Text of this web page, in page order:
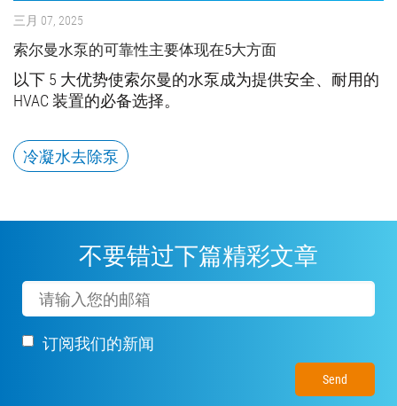
三月 07, 2025
索尔曼水泵的可靠性主要体现在5大方面
以下 5 大优势使索尔曼的水泵成为提供安全、耐用的
HVAC 装置的必备选择。
冷凝水去除泵
不要错过下篇精彩文章
Email
订阅我们的新闻